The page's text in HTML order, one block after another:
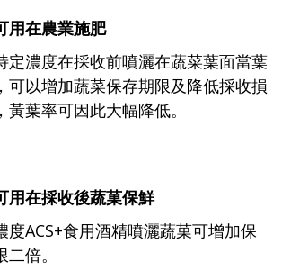
用在農業施肥
定濃度在採收前噴灑在蔬菜葉面當葉
可以增加蔬菜保存期限及降低採收損
黃葉率可因此大幅降低。
用在採收後蔬菓保鮮
度ACS+食用酒精噴灑蔬菓可增加保
倍。